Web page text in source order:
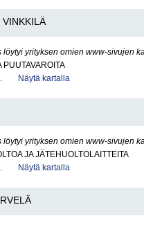
VINKKILÄ
löytyi yrityksen omien www-sivujen
PUUTAVAROITA
Näytä kartalla
löytyi yrityksen omien www-sivujen
JA JÄTEHUOLTOLAITTEITA
Näytä kartalla